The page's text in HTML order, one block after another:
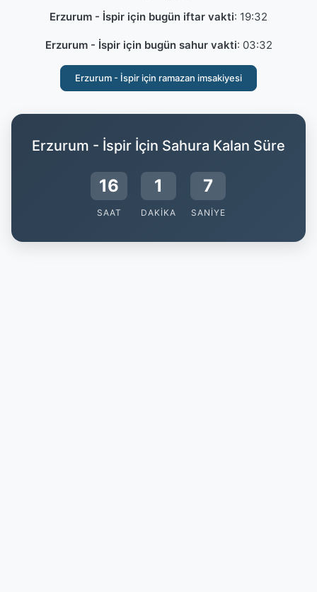
Erzurum - İspir için bugün iftar vakti: 19:32
Erzurum - İspir için bugün sahur vakti: 03:32
Erzurum - İspir için ramazan imsakiyesi
Erzurum - İspir İçin Sahura Kalan Süre
16
SAAT
1
DAKIKA
6
SANIYE